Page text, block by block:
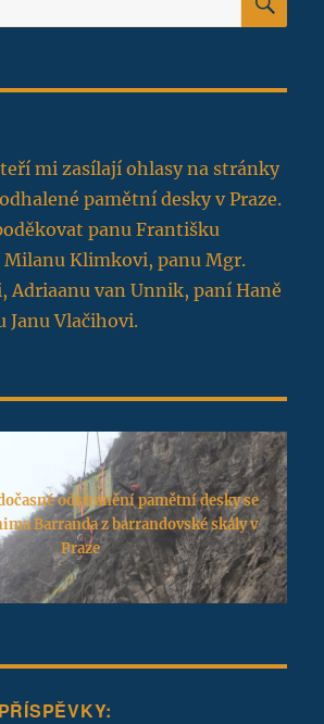
mi zasílají ohlasy na stránky
pamětní desky v Praze.
panu Františku
Milanu Klimkovi, panu Mgr.
Adriaanu van Unnik, paní Haně
Janu Vlačihovi.
odstranění pamětní desky se
Barranda z barrandovské skály v
Praze